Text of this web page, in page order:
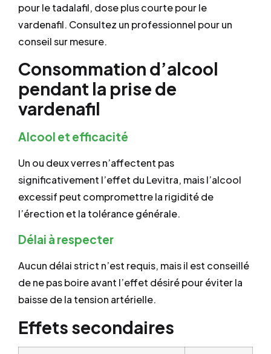
pour le tadalafil, dose plus courte pour le
vardenafil. Consultez un professionnel pour un
conseil sur mesure.
Consommation d’alcool
pendant la prise de
vardenafil
Alcool et efficacité
Un ou deux verres n’affectent pas
significativement l’effet du Levitra, mais l’alcool
excessif peut compromettre la rigidité de
l’érection et la tolérance générale.
Délai à respecter
Aucun délai strict n’est requis, mais il est conseillé
de ne pas boire avant l’effet désiré pour éviter la
baisse de la tension artérielle.
Effets secondaires